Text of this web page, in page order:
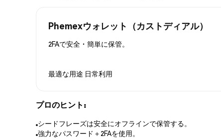
Phemexウォレット（カストディアル）
2FAで安全・簡単に保管。
最適な用途 日常利用
プロのヒント:
シードフレーズは安全にオフラインで保管する。
強力なパスワード＋2FAを使用。